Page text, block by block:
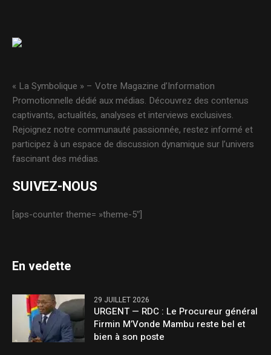
« La Symbolique » – Votre Magazine d’Information
Promotionnelle dédié aux médias. Découvrez des contenus
captivants, actualités, analyses et interviews exclusives.
Rejoignez notre communauté passionnée, restez informé et
participez à un espace de discussion dynamique sur l’univers
fascinant des médias.
SUIVEZ-NOUS
[aps-counter theme= »theme-5″]
En vedette
29 JUILLET 2026
URGENT — RDC : Le Procureur général
Firmin M’Vonde Mambu reste bel et
bien à son poste